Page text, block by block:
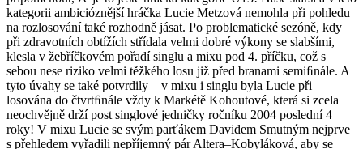
kategorii ambicióznější hráčka Lucie Metzová nemohla při pohledu
na rozlosování také rozhodně jásat. Po problematické sezóně, kdy
při zdravotních obtížích střídala velmi dobré výkony se slabšími,
klesla v žebříčkovém pořadí singlu a mixu pod 4. příčku, což s
sebou nese riziko velmi těžkého losu již před branami semiﬁnále. A
tyto úvahy se také potvrdily – v mixu i singlu byla Lucie při
losována do čtvrtﬁnále vždy k Markétě Kohoutové, která si zcela
neochvějně drží post singlové jedničky ročníku 2004 poslední 4
roky! V mixu Lucie se svým parťákem Davidem Smutným nejprve
s přehledem vyřadili nepříjemný pár Altera–Kobyláková, aby se